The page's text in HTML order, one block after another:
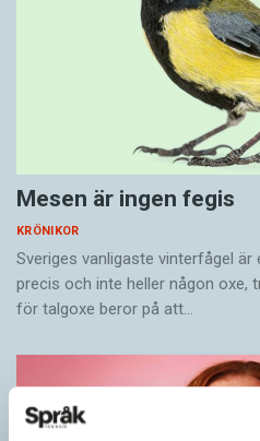
Mesen är ingen fegis
KRÖNIKOR
Sveriges vanligaste vinterfågel
precis och inte heller någon oxe,
för talgoxe beror på att…